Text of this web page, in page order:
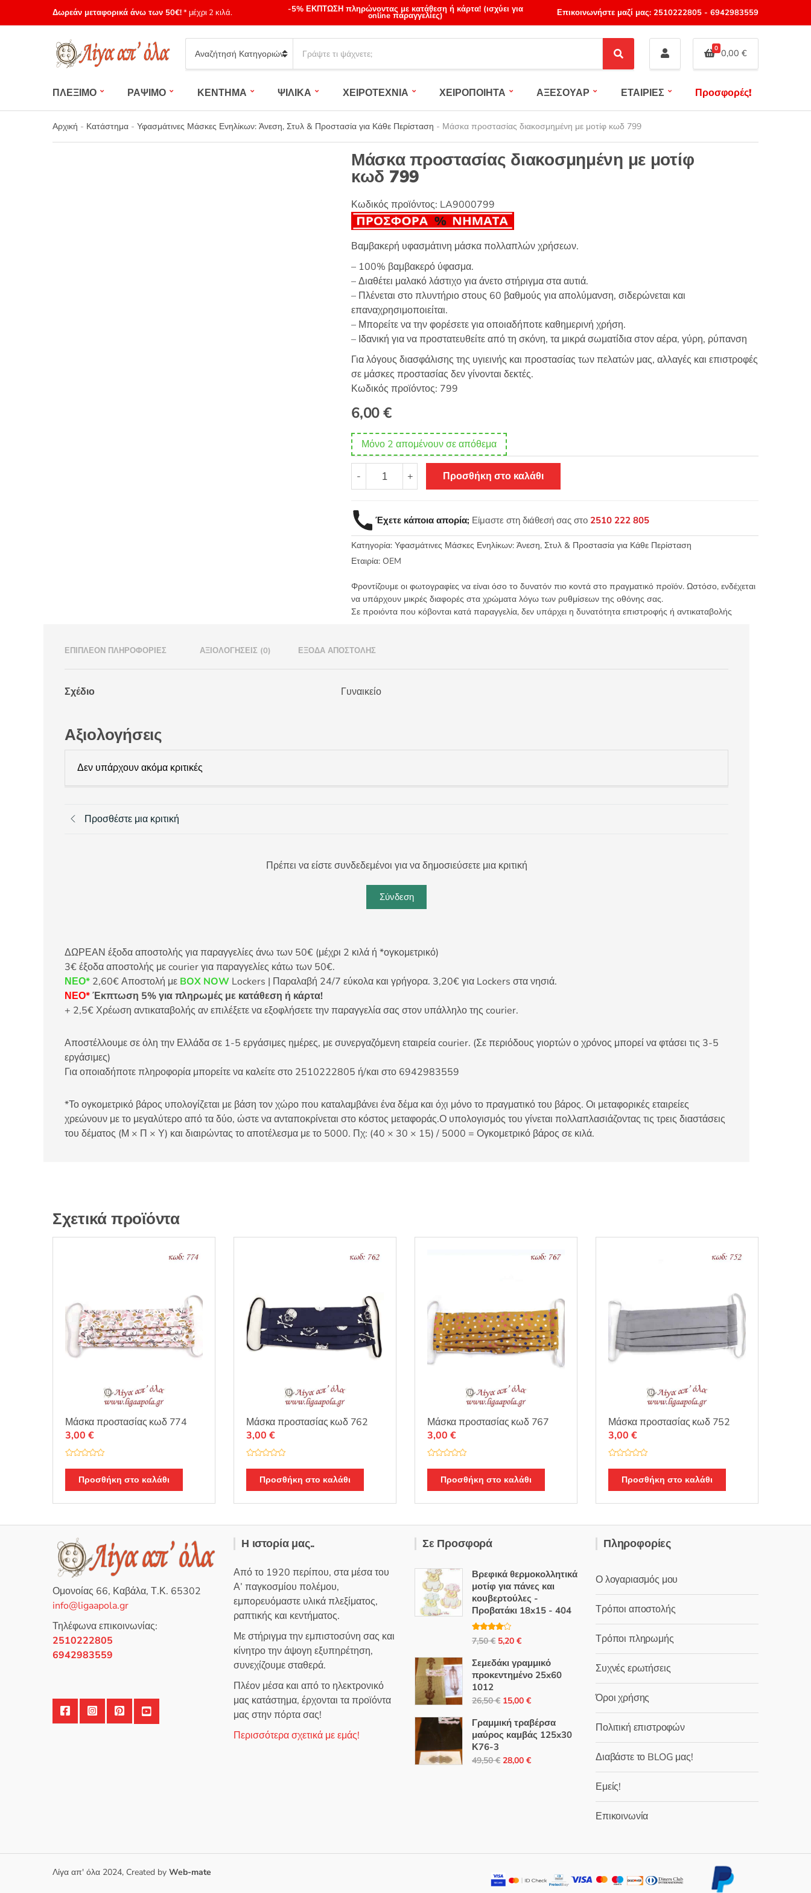
Δωρεάν μεταφορικά άνω των 50€!* μέχρι 2 κιλά. -5% ΕΚΠΤΩΣΗ πληρώνοντας με κατάθεση ή κάρτα! (ισχύει για
online παραγγελίες) Επικοινωνήστε μαζί μας: 2510222805- 6942983559
Category
name
a
c
h
p
S
e
c
0 0,00 €
ΠΛΕΞΙΜΟ ΡΑΨΙΜΟ ΚΕΝΤΗΜΑ ΨΙΛΙΚΑ ΧΕΙΡΟΤΕΧΝΙΑ ΧΕΙΡΟΠΟΙΗΤΑ ΑΞΕΣΟΥΑΡ ΕΤΑΙΡΙΕΣ Προσφορές!
Αρχική - Κατάστημα - Υφασμάτινες Μάσκες Ενηλίκων: Άνεση, Στυλ & Προστασία για Κάθε Περίσταση - Μάσκα προστασίας διακοσμημένη με μοτίφ κωδ 799
Μάσκα προστασίας διακοσμημένη με μοτίφ
κωδ 799
Κωδικός προϊόντος: LA9000799
Βαμβακερή υφασμάτινη μάσκα πολλαπλών χρήσεων.
– 100% βαμβακερό ύφασμα.
– Διαθέτει μαλακό λάστιχο για άνετο στήριγμα στα αυτιά.
– Πλένεται στο πλυντήριο στους 60 βαθμούς για απολύμανση, σιδερώνεται και
επαναχρησιμοποιείται.
– Μπορείτε να την φορέσετε για οποιαδήποτε καθημερινή χρήση.
– Ιδανική για να προστατευθείτε από τη σκόνη, τα μικρά σωματίδια στον αέρα, γύρη, ρύπανση
Για λόγους διασφάλισης της υγιεινής και προστασίας των πελατών μας, αλλαγές και επιστροφές
σε μάσκες προστασίας δεν γίνονται δεκτές.
Κωδικός προϊόντος: 799
6,00€
Μόνο 2 απομένουν σε απόθεμα
-
Μάσκα
προστασίας
μοτίφ
κωδ
799
ποσότητα
+ Προσθήκη στο καλάθι
Έχετε κάποια απορία; Είμαστε στη διάθεσή σας στο 2510 222 805
Κατηγορία: Υφασμάτινες Μάσκες Ενηλίκων: Άνεση, Στυλ & Προστασία για Κάθε Περίσταση
Εταιρία: OEM
Φροντίζουμε οι φωτογραφίες να είναι όσο το δυνατόν πιο κοντά στο πραγματικό προϊόν. Ωστόσο, ενδέχεται
να υπάρχουν μικρές διαφορές στα χρώματα λόγω των ρυθμίσεων της οθόνης σας.
Σε προιόντα που κόβονται κατά παραγγελία, δεν υπάρχει η δυνατότητα επιστροφής ή αντικαταβολής
ΕΠΙΠΛΈΟΝ ΠΛΗΡΟΦΟΡΊΕΣ ΑΞΙΟΛΟΓΉΣΕΙΣ (0) ΈΞΟΔΑ ΑΠΟΣΤΟΛΉΣ
Σχέδιο Γυναικείο
Αξιολογήσεις
Δεν υπάρχουν ακόμα κριτικές
Προσθέστε μια κριτική
Πρέπει να είστε συνδεδεμένοι για να δημοσιεύσετε μια κριτική
Σύνδεση
ΔΩΡΕΑΝ έξοδα αποστολής για παραγγελίες άνω των 50€ (μέχρι 2 κιλά ή *ογκομετρικό)
3€ έξοδα αποστολής με courier για παραγγελίες κάτω των 50€.
ΝΕΟ* 2,60€ Αποστολή με BOX NOW Lockers | Παραλαβή 24/7 εύκολα και γρήγορα. 3,20€ για Lockers στα νησιά.
ΝΕΟ*Έκπτωση 5% για πληρωμές με κατάθεση ή κάρτα!
+ 2,5€ Χρέωση αντικαταβολής αν επιλέξετε να εξοφλήσετε την παραγγελία σας στον υπάλληλο της courier.
Αποστέλλουμε σε όλη την Ελλάδα σε 1-5 εργάσιμες ημέρες, με συνεργαζόμενη εταιρεία courier. (Σε περιόδους γιορτών ο χρόνος μπορεί να φτάσει τις 3-5
εργάσιμες)
Για οποιαδήποτε πληροφορία μπορείτε να καλείτε στο 2510222805 ή/και στο 6942983559
*Το ογκομετρικό βάρος υπολογίζεται με βάση τον χώρο που καταλαμβάνει ένα δέμα και όχι μόνο το πραγματικό του βάρος. Οι μεταφορικές εταιρείες
χρεώνουν με το μεγαλύτερο από τα δύο, ώστε να ανταποκρίνεται στο κόστος μεταφοράς.Ο υπολογισμός του γίνεται πολλαπλασιάζοντας τις τρεις διαστάσεις
του δέματος (Μ × Π × Υ) και διαιρώντας το αποτέλεσμα με το 5000. Πχ: (40 × 30 × 15) / 5000 = Ογκομετρικό βάρος σε κιλά.
Σχετικά προϊόντα
Μάσκα προστασίας κωδ 774
α
ο
ο
θ
κ
ε
μ
ε
0
ό
3,00 €
Προσθήκη στο καλάθι
Μάσκα προστασίας κωδ 762
α
ο
ο
θ
κ
ε
0
π
5
3,00 €
Προσθήκη στο καλάθι
Μάσκα προστασίας κωδ 767
α
ο
ο
θ
κ
ε
0
α
π
ό
5
3,00 €
Προσθήκη στο καλάθι
Μάσκα προστασίας κωδ 752
α
ο
ο
θ
κ
ε
α
ό
3,00 €
Προσθήκη στο καλάθι
Ομονοίας 66, Καβάλα, Τ.Κ. 65302
info@ligaapola.gr
Τηλέφωνα επικοινωνίας:
2510222805
6942983559
Η ιστορία μας..
Από το 1920 περίπου, στα μέσα του
Α’ παγκοσμίου πολέμου,
εμπορευόμαστε υλικά πλεξίματος,
ραπτικής και κεντήματος.
Με στήριγμα την εμπιστοσύνη σας και
κίνητρο την άψογη εξυπηρέτηση,
συνεχίζουμε σταθερά.
Πλέον μέσα και από το ηλεκτρονικό
μας κατάστημα, έρχονται τα προϊόντα
μας στην πόρτα σας!
Περισσότερα σχετικά με εμάς!
Σε Προσφορά
Βρεφικά θερμοκολλητικά
μοτίφ για πάνες και
κουβερτούλες -
Προβατάκι 18x15 - 404
Βαθμολο
γήθηκε με
5
7,50€ Original
was:
7,50 €.
5,20 €Η
τιμή
5,20 €.
Σεμεδάκι γραμμικό
προκεντημένο 25x60
1012
26,50€ Original
was:
26,50 €.
15,00 €Η
τιμή
είναι:
15,00 €.
Γραμμική τραβέρσα
μαύρος καμβάς 125x30
Κ76-3
49,50€ Original
28,00 €Η
Πληροφορίες
Ο λογαριασμός μου
Τρόποι αποστολής
Τρόποι πληρωμής
Συχνές ερωτήσεις
Όροι χρήσης
Πολιτική επιστροφών
Διαβάστε το BLOG μας!
Εμείς!
Επικοινωνία
Λίγα απ' όλα 2024, Created by Web-mate